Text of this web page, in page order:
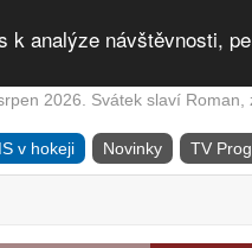
k analýze návštěvnosti,
2026. Svátek slaví Roman,
v hokeji Novinky TV